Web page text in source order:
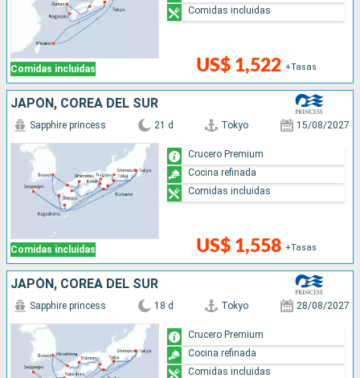
Comidas incluidas US$ 1,522 +Tasas
Comidas incluidas
JAPÓN, COREA DEL SUR
Comidas incluidas
Sapphire princess 21 d Tokyo 15/08/2027
US$ 1,558 +Tasas
Crucero Premium
Cocina refinada
Comidas incluidas
JAPÓN, COREA DEL SUR
Sapphire princess 18 d Tokyo 28/08/2027
Crucero Premium
Cocina refinada
Comidas incluidas